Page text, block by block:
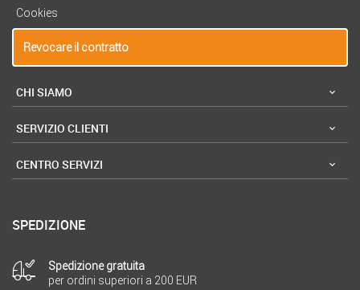
Cookies
Revocare il contratto
CHI SIAMO
SERVIZIO CLIENTI
CENTRO SERVIZI
SPEDIZIONE
Spedizione gratuita
per ordini superiori a 200 EUR